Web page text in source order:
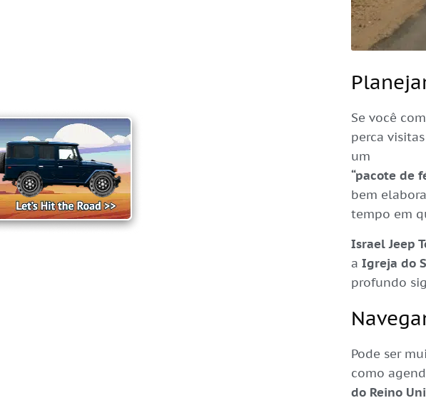
Se você
perca
um
“pacote de
bem
tempo em
Israel Jeep
a Igreja do
profundo
Pode ser
como
do Reino